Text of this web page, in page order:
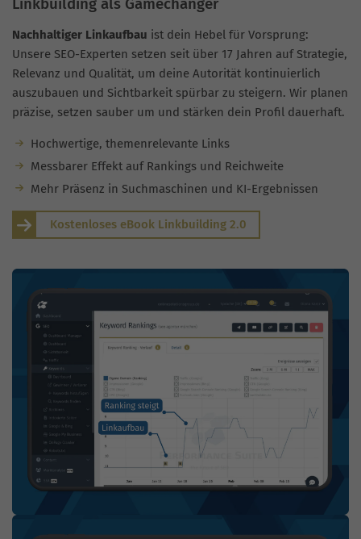
Linkbuilding als Gamechanger
Nachhaltiger Linkaufbau ist dein Hebel für Vorsprung:
Unsere SEO-Experten setzen seit über 17 Jahren auf Strategie,
Relevanz und Qualität, um deine Autorität kontinuierlich
auszubauen und Sichtbarkeit spürbar zu steigern. Wir planen
präzise, setzen sauber um und stärken dein Profil dauerhaft.
Hochwertige, themenrelevante Links
Messbarer Effekt auf Rankings und Reichweite
Mehr Präsenz in Suchmaschinen und KI-Ergebnissen
Kostenloses eBook Linkbuilding 2.0